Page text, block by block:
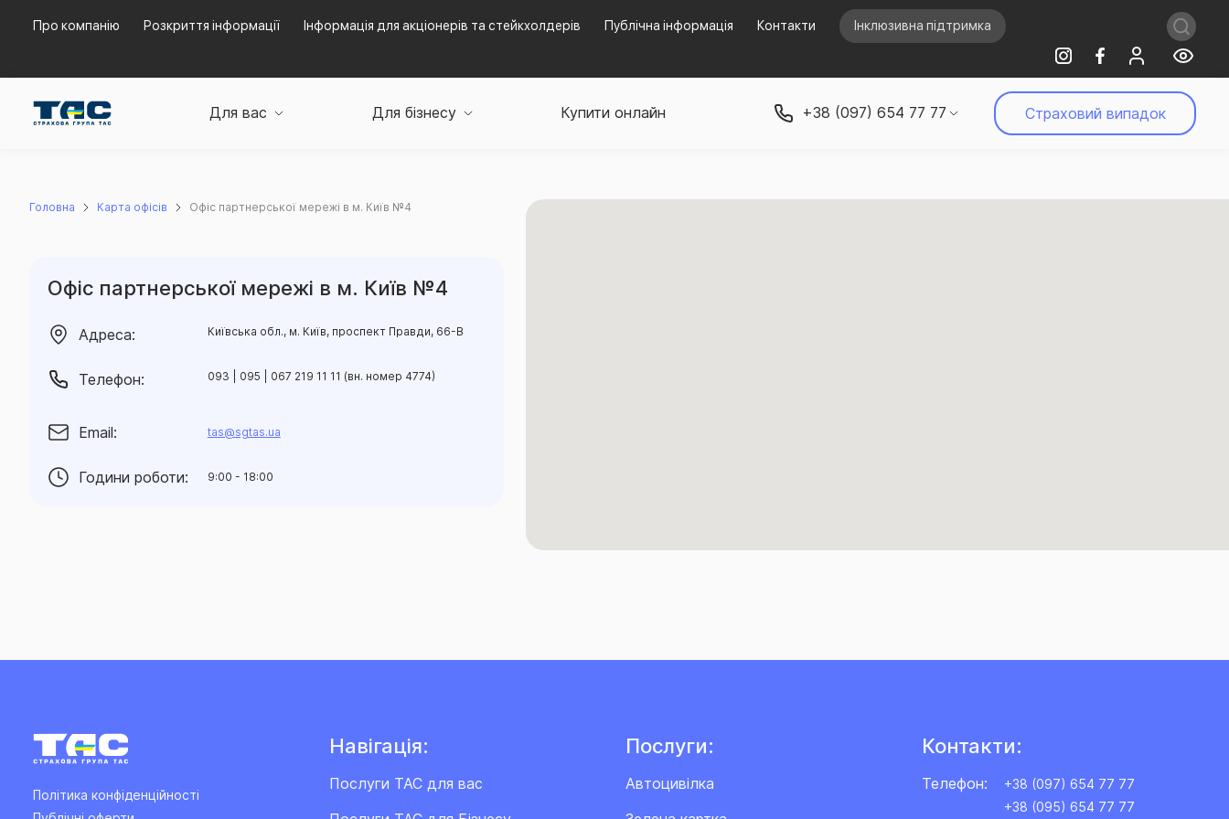
Про компанію Розкриття інформації Інформація для акціонерів та стейкхолдерів Публічна інформація Контакти Інклюзивна підтримка
Для вас Для бізнесу Купити онлайн +38 (097) 654 77 77 Страховий випадок
Головна Карта офісів Офіс партнерської мережі в м. Київ №4
Офіс партнерської мережі в м. Київ №4
Адреса: Київська обл., м. Київ, проспект Правди, 66-В
Телефон: 093 | 095 | 067 219 11 11 (вн. номер 4774)
Email: tas@sgtas.ua
Години роботи: 9:00 - 18:00
Політика конфіденційності
Навігація:
Послуги ТАС для вас
Послуги:
Автоцивілка
Контакти:
Телефон:
+38 (097) 654 77 77
+38 (095) 654 77 77